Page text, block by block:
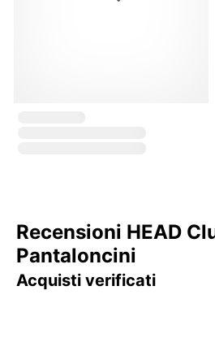
Recensioni HEAD
Pantaloncini
Acquisti verificati